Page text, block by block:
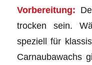
Vorbereitung:
trocken sein.
speziell für
Carnaubawachs